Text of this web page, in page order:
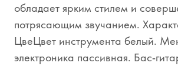
обладает ярким стилем и
потрясающим звучанием.
ЦвеЦвет инструмента белый.
электроника пассивная. Бас-